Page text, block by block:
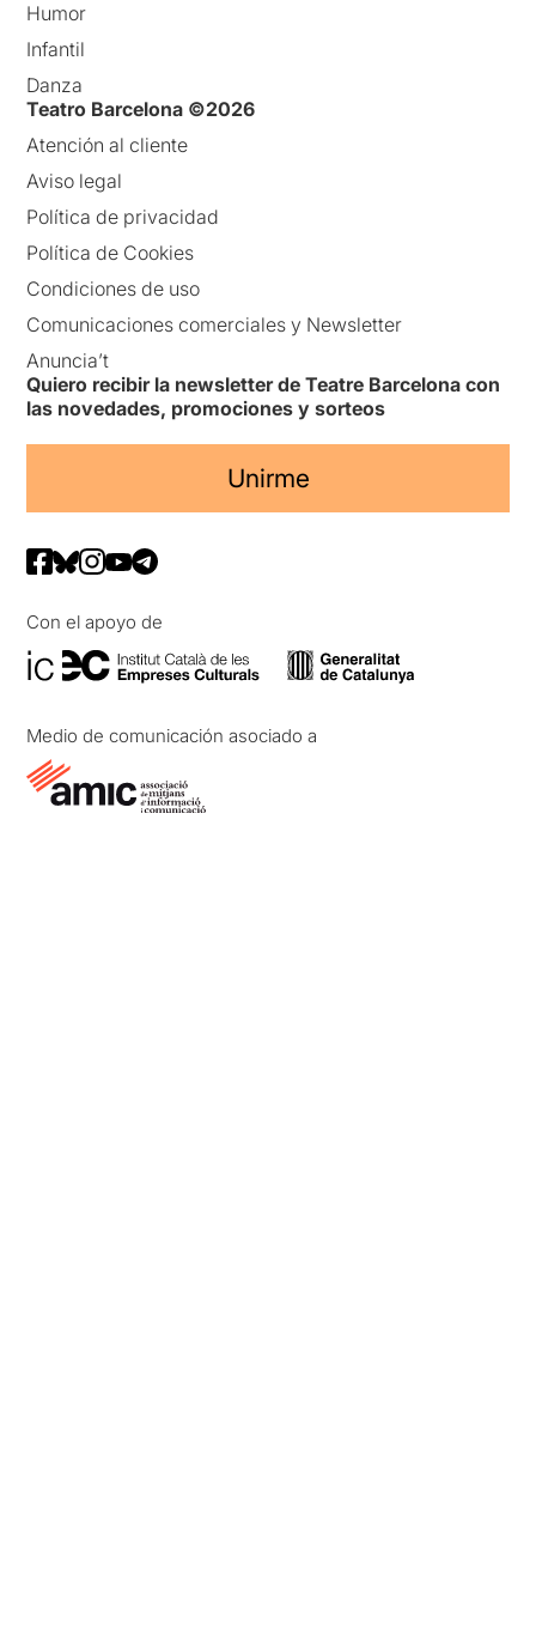
Humor
Infantil
Danza
Teatro Barcelona ©2026
Atención al cliente
Aviso legal
Política de privacidad
Política de Cookies
Condiciones de uso
Comunicaciones comerciales y Newsletter
Anuncia’t
Quiero recibir la newsletter de Teatre Barcelona con
las novedades, promociones y sorteos
Unirme
Con el apoyo de
Medio de comunicación asociado a